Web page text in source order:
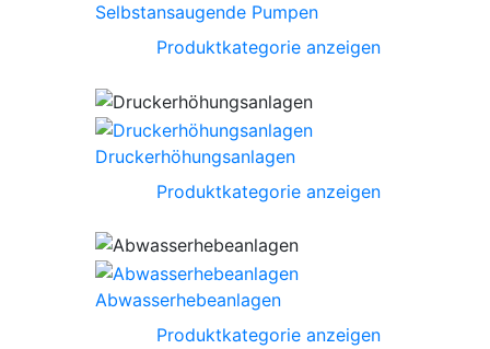
Selbstansaugende Pumpen
Produktkategorie anzeigen
Druckerhöhungsanlagen
Produktkategorie anzeigen
Abwasserhebeanlagen
Produktkategorie anzeigen